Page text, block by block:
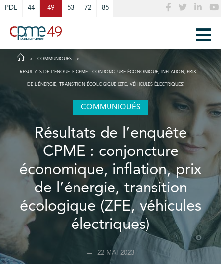
PDL 44 49 53 72 85
COMMUNIQUÉS
RÉSULTATS DE L’ENQUÊTE CPME : CONJONCTURE ÉCONOMIQUE, INFLATION, PRIX
DE L’ÉNERGIE, TRANSITION ÉCOLOGIQUE (ZFE, VÉHICULES ÉLECTRIQUES)
COMMUNIQUÉS
Résultats de l’enquête
CPME : conjoncture
économique, inflation, prix
de l’énergie, transition
écologique (ZFE, véhicules
électriques)
22 MAI 2023
Cookies management panel